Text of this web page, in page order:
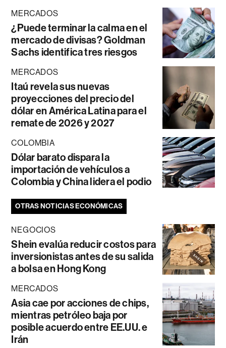
MERCADOS
¿Puede terminar la calma en el
mercado de divisas? Goldman
Sachs identifica tres riesgos
MERCADOS
Itaú revela sus nuevas
proyecciones del precio del
dólar en América Latina para el
remate de 2026 y 2027
COLOMBIA
Dólar barato dispara la
importación de vehículos a
Colombia y China lidera el podio
OTRAS NOTICIAS ECONÓMICAS
NEGOCIOS
Shein evalúa reducir costos para
inversionistas antes de su salida
a bolsa en Hong Kong
MERCADOS
Asia cae por acciones de chips,
mientras petróleo baja por
posible acuerdo entre EE.UU. e
Irán